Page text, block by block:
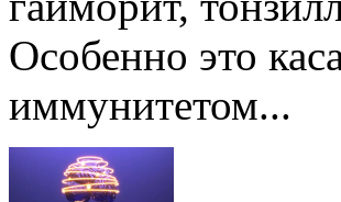
Особенно это
иммунитетом...